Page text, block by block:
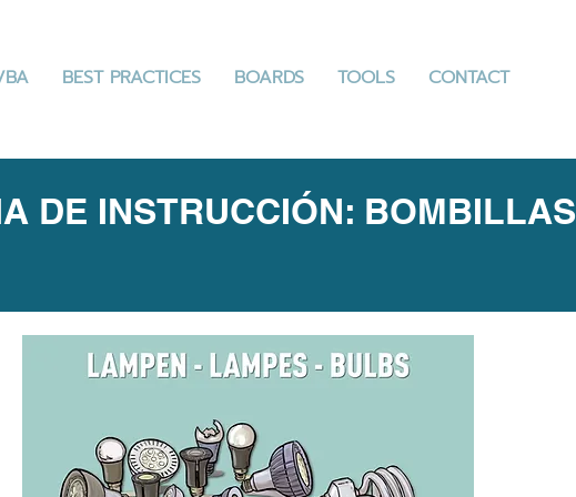
BEST PRACTICES BOARDS TOOLS CONTACT
DE INSTRUCCIÓN: BOMBILLAS